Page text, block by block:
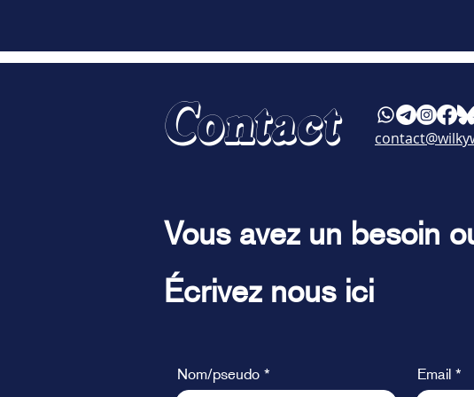
Contact
Vous avez un besoin
Écrivez nous ici
Nom/pseudo Email